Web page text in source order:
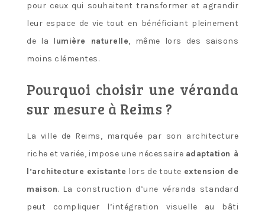
pour ceux qui souhaitent transformer et agrandir
leur espace de vie tout en bénéficiant pleinement
de la lumière naturelle, même lors des saisons
moins clémentes.
Pourquoi choisir une véranda
sur mesure à Reims ?
La ville de Reims, marquée par son architecture
riche et variée, impose une nécessaire adaptation à
l’architecture existante lors de toute extension de
maison. La construction d’une véranda standard
peut compliquer l’intégration visuelle au bâti